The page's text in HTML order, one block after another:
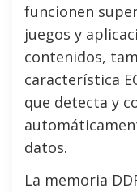
funcionen
juegos y
contenidos,
característica
que detecta y
datos.
La memoria